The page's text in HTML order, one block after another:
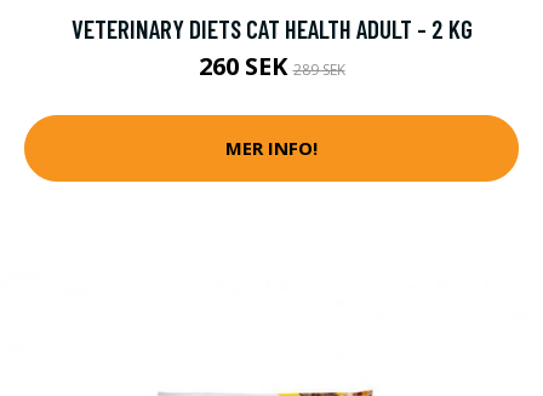
VETERINARY DIETS CAT HEALTH ADULT - 2 KG
260 SEK289 SEK
MER INFO!